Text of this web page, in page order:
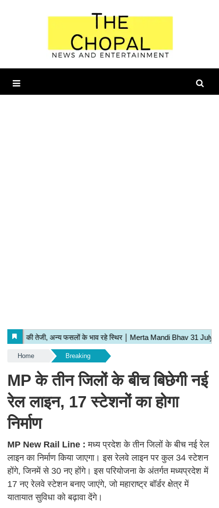
Home Breaking
MP के तीन जिलों के बीच बिछेगी नई
रेल लाइन, 17 स्टेशनों का होगा
निर्माण
MP New Rail Line :मध्य प्रदेश के तीन जिलों के बीच नई रेल
लाइन का निर्माण किया जाएगा। इस रेलवे लाइन पर कुल 34 स्टेशन
होंगे, जिनमें से 30 नए होंगे। इस परियोजना के अंतर्गत मध्यप्रदेश में
17 नए रेलवे स्टेशन बनाए जाएंगे, जो महाराष्ट्र बॉर्डर क्षेत्र में
यातायात सुविधा को बढ़ावा देंगे।